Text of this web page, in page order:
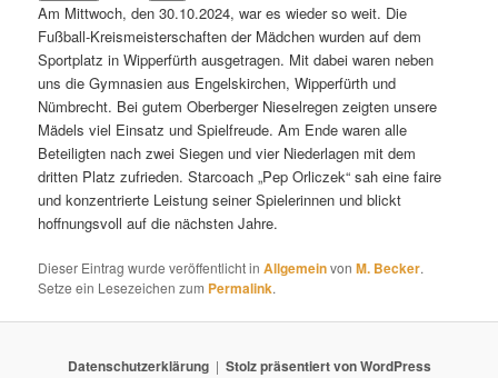
Am Mittwoch, den 30.10.2024, war es wieder so weit. Die
Fußball-Kreismeisterschaften der Mädchen wurden auf dem
Sportplatz in Wipperfürth ausgetragen. Mit dabei waren neben
uns die Gymnasien aus Engelskirchen, Wipperfürth und
Nümbrecht. Bei gutem Oberberger Nieselregen zeigten unsere
Mädels viel Einsatz und Spielfreude. Am Ende waren alle
Beteiligten nach zwei Siegen und vier Niederlagen mit dem
dritten Platz zufrieden. Starcoach „Pep Orliczek“ sah eine faire
und konzentrierte Leistung seiner Spielerinnen und blickt
hoffnungsvoll auf die nächsten Jahre.
Dieser Eintrag wurde veröffentlicht inAllgemeinvonM. Becker.
Setze ein Lesezeichen zum Permalink.
Datenschutzerklärung Stolz präsentiert von WordPress